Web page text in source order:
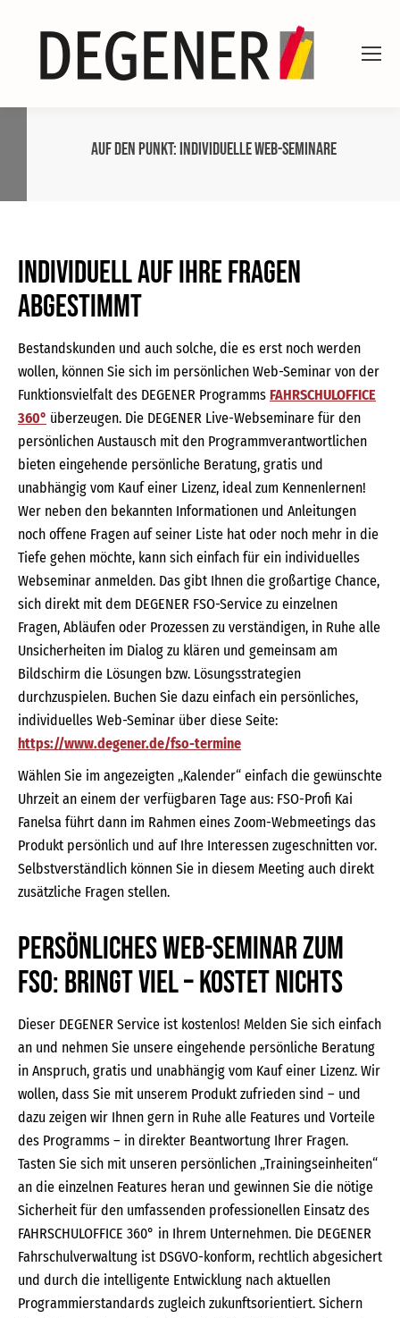
Auf den Punkt: Individuelle Web-Seminare
Individuell auf Ihre Fragen
abgestimmt
Bestandskunden und auch solche, die es erst noch werden
wollen, können Sie sich im persönlichen Web-Seminar von der
Funktionsvielfalt des DEGENER Programms FAHRSCHULOFFICE
360° überzeugen. Die DEGENER Live-Webseminare für den
persönlichen Austausch mit den Programmverantwortlichen
bieten eingehende persönliche Beratung, gratis und
unabhängig vom Kauf einer Lizenz, ideal zum Kennenlernen!
Wer neben den bekannten Informationen und Anleitungen
noch offene Fragen auf seiner Liste hat oder noch mehr in die
Tiefe gehen möchte, kann sich einfach für ein individuelles
Webseminar anmelden. Das gibt Ihnen die großartige Chance,
sich direkt mit dem DEGENER FSO-Service zu einzelnen
Fragen, Abläufen oder Prozessen zu verständigen, in Ruhe alle
Unsicherheiten im Dialog zu klären und gemeinsam am
Bildschirm die Lösungen bzw. Lösungsstrategien
durchzuspielen. Buchen Sie dazu einfach ein persönliches,
individuelles Web-Seminar über diese Seite:
https://www.degener.de/fso-termine
Wählen Sie im angezeigten „Kalender“ einfach die gewünschte
Uhrzeit an einem der verfügbaren Tage aus: FSO-Profi Kai
Fanelsa führt dann im Rahmen eines Zoom-Webmeetings das
Produkt persönlich und auf Ihre Interessen zugeschnitten vor.
Selbstverständlich können Sie in diesem Meeting auch direkt
zusätzliche Fragen stellen.
Persönliches Web-Seminar zum
FSO: Bringt viel – kostet nichts
Dieser DEGENER Service ist kostenlos! Melden Sie sich einfach
an und nehmen Sie unsere eingehende persönliche Beratung
in Anspruch, gratis und unabhängig vom Kauf einer Lizenz. Wir
wollen, dass Sie mit unserem Produkt zufrieden sind – und
dazu zeigen wir Ihnen gern in Ruhe alle Features und Vorteile
des Programms – in direkter Beantwortung Ihrer Fragen.
Tasten Sie sich mit unseren persönlichen „Trainingseinheiten“
an die einzelnen Features heran und gewinnen Sie die nötige
Sicherheit für den umfassenden professionellen Einsatz des
FAHRSCHULOFFICE 360° in Ihrem Unternehmen. Die DEGENER
Fahrschulverwaltung ist DSGVO-konform, rechtlich abgesichert
und durch die intelligente Entwicklung nach aktuellen
Programmierstandards zugleich zukunftsorientiert. Sichern